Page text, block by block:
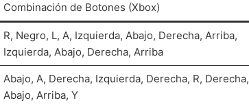
Combinación de Botones (Xbox)
R, Negro, L, A, Izquierda, Abajo, Derecha, Arriba,
Izquierda, Abajo, Derecha, Arriba
Abajo, A, Derecha, Izquierda, Derecha, R, Derecha,
Abajo, Arriba, Y